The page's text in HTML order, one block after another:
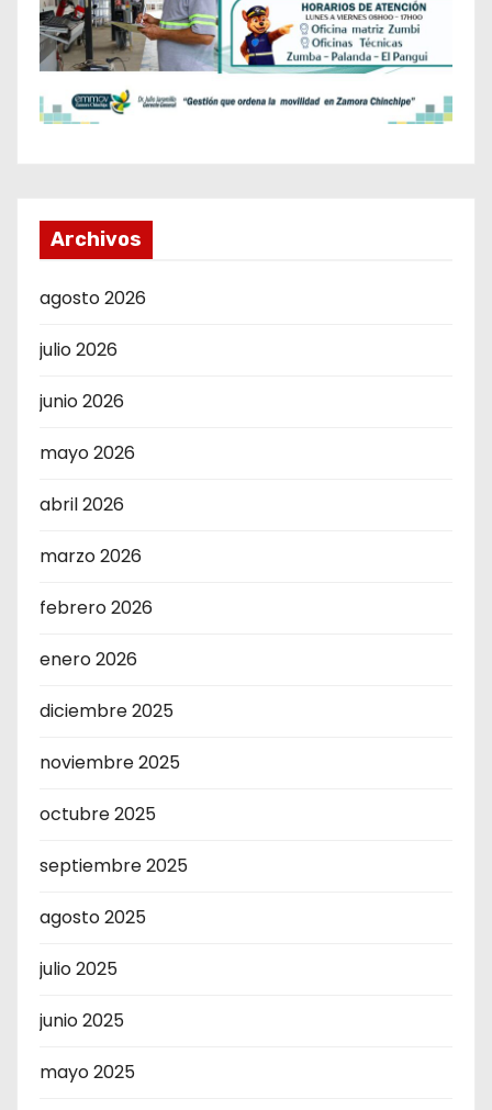
Archivos
agosto 2026
julio 2026
junio 2026
mayo 2026
abril 2026
marzo 2026
febrero 2026
enero 2026
diciembre 2025
noviembre 2025
octubre 2025
septiembre 2025
agosto 2025
julio 2025
junio 2025
mayo 2025